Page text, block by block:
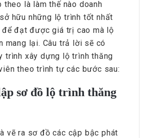
theo là làm thế nào doanh
hữu những lộ trình tốt nhất
đạt được giá trị cao mà lộ
mang lại. Câu trả lời sẽ có
trình xây dựng lộ trình thăng
theo trình tự các bước sau:
sơ đồ lộ trình thăng
vẽ ra sơ đồ các cập bậc phát